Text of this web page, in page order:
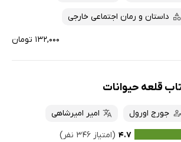
داستان و رمان اجتماعی خارجی
۱۳۲,۰۰۰ تومان
قلعه حیوانات
جورج اورول
امیر امیرشاهی
۴.۷ (امتیاز ۳۴۶ نفر)